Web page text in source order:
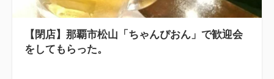
【閉店】那覇市松山「ちゃんぴおん」で歓迎会
をしてもらった。